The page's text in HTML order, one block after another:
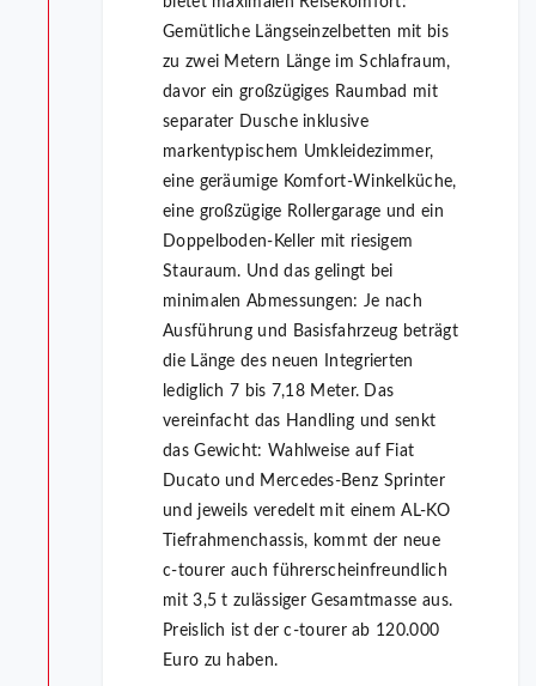
Gemütliche Längseinzelbetten mit bis
zu zwei Metern Länge im Schlafraum,
davor ein großzügiges Raumbad mit
separater Dusche inklusive
markentypischem Umkleidezimmer,
eine geräumige Komfort-Winkelküche,
eine großzügige Rollergarage und ein
Doppelboden-Keller mit riesigem
Stauraum. Und das gelingt bei
minimalen Abmessungen: Je nach
Ausführung und Basisfahrzeug beträgt
die Länge des neuen Integrierten
lediglich 7 bis 7,18 Meter. Das
vereinfacht das Handling und senkt
das Gewicht: Wahlweise auf Fiat
Ducato und Mercedes-Benz Sprinter
und jeweils veredelt mit einem AL-KO
Tiefrahmenchassis, kommt der neue
c-tourer auch führerscheinfreundlich
mit 3,5 t zulässiger Gesamtmasse aus.
Preislich ist der c-tourer ab 120.000
Euro zu haben.